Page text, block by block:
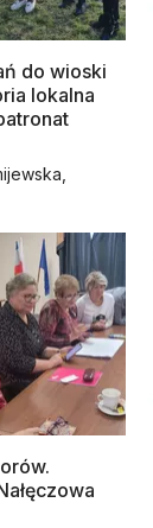
do wioski
lokalna